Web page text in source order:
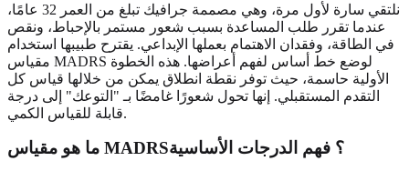
نلتقي سارة لأول مرة، وهي مصممة جرافيك تبلغ من العمر 32 عامًا،
عندما تقرر طلب المساعدة بسبب شعور مستمر بالإحباط، ونقص
في الطاقة، وفقدان الاهتمام بعملها الإبداعي. يقترح طبيبها استخدام
مقياس MADRS لوضع خط أساس لفهم أعراضها. هذه الخطوة
الأولية حاسمة، حيث توفر نقطة انطلاق يمكن من خلالها قياس كل
التقدم المستقبلي. إنها تحول شعورًا غامضًا بـ "التوعك" إلى درجة
قابلة للقياس الكمي.
ما هو مقياس MADRS؟ فهم الدرجات الأساسية